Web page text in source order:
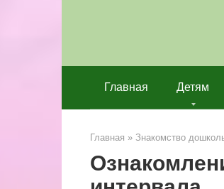
Главная Детям
Главная » Знакомство